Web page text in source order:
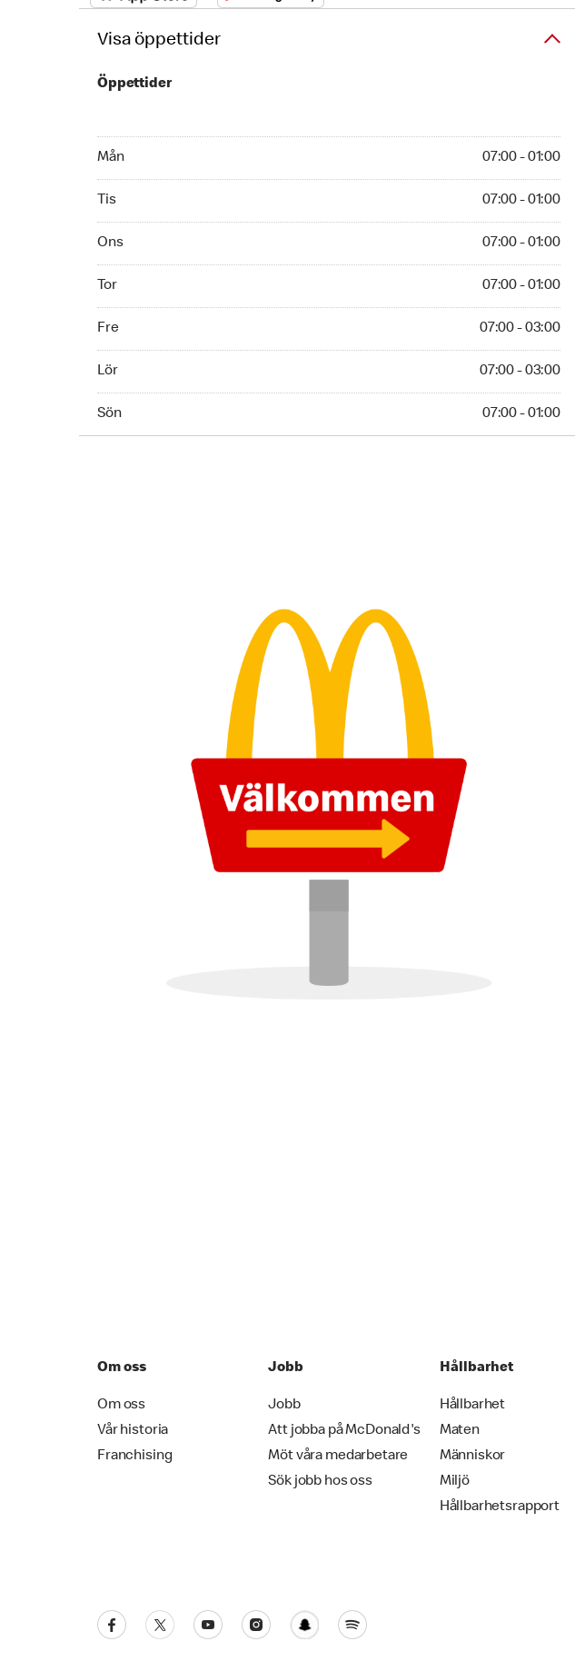
Visa öppettider
Öppettider
Mån 07:00 - 01:00
Monday 07:00 - 01:00
Tis 07:00 - 01:00
Ons 07:00 - 01:00
Tor 07:00 - 01:00
Fre 07:00 - 03:00
Lör 07:00 - 03:00
Sön 07:00 - 01:00
Om oss
Om oss
Vår historia
Franchising
Jobb
Jobb
Att jobba på McDonald's
Möt våra medarbetare
Sök jobb hos oss
Hållbarhet
Hållbarhet
Maten
Människor
Miljö
Hållbarhetsrapport